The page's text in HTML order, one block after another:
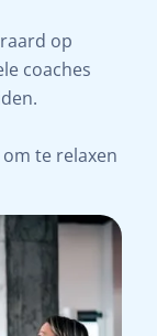
op
coaches
te relaxen